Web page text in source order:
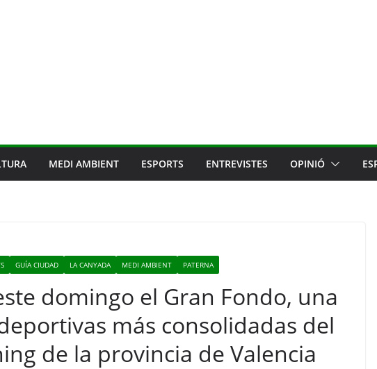
MEDI AMBIENT ESPORTS ENTREVISTES OPINIÓ
GUÍA CIUDAD LA CANYADA MEDI AMBIENT PATERNA
domingo el Gran Fondo, una
más consolidadas del
de la provincia de Valencia